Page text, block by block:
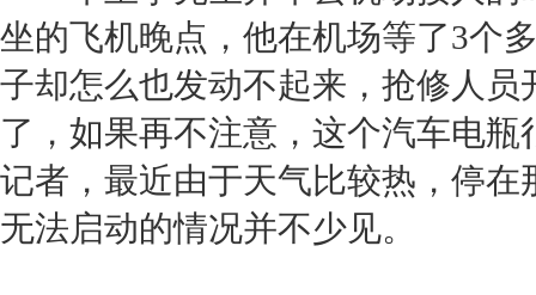
坐的飞机晚点，他在机场等了3个
子却怎么也发动不起来，抢修人
了，如果再不注意，这个汽车电瓶
记者，最近由于天气比较热，停
无法启动的情况并不少见。